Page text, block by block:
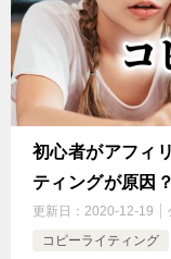
初心者がアフィ
ティングが原因？
更新日： 2020-12-19
コピーライティング